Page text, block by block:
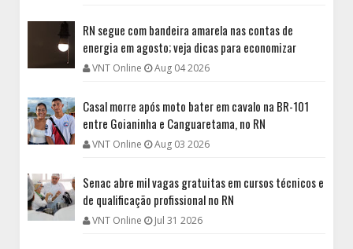
RN segue com bandeira amarela nas contas de
energia em agosto; veja dicas para economizar
VNT Online Aug 04 2026
Casal morre após moto bater em cavalo na BR-101
entre Goianinha e Canguaretama, no RN
VNT Online Aug 03 2026
Senac abre mil vagas gratuitas em cursos técnicos e
de qualificação profissional no RN
VNT Online Jul 31 2026